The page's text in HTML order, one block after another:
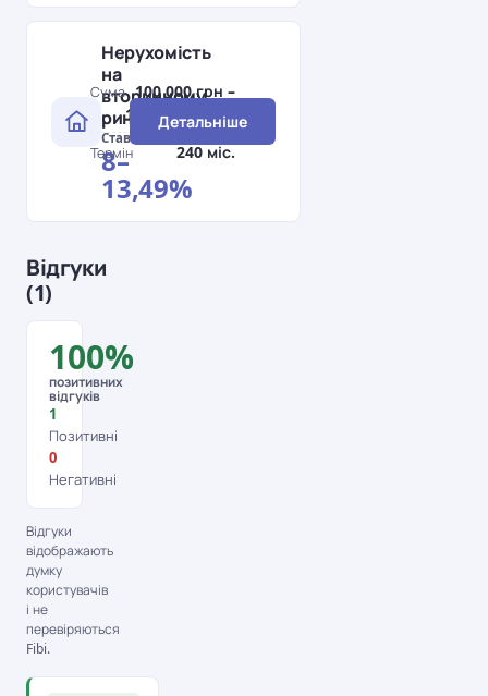
Нерухомість
на
вторинному
ринку
Ставка
8–
13,49%
Сума 100 000 грн –
10 000 000 грн
Термін 240 міс.
Детальніше
Відгуки
(1)
100%
позитивних
відгуків
1
Позитивні
0
Негативні
Відгуки
відображають
думку
користувачів
і не
перевіряються
Fibi.